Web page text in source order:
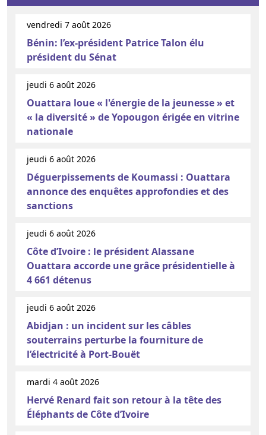
vendredi 7 août 2026
Bénin: l’ex-président Patrice Talon élu
président du Sénat
jeudi 6 août 2026
Ouattara loue « l'énergie de la jeunesse » et
« la diversité » de Yopougon érigée en vitrine
nationale
jeudi 6 août 2026
Déguerpissements de Koumassi : Ouattara
annonce des enquêtes approfondies et des
sanctions
jeudi 6 août 2026
Côte d’Ivoire : le président Alassane
Ouattara accorde une grâce présidentielle à
4 661 détenus
jeudi 6 août 2026
Abidjan : un incident sur les câbles
souterrains perturbe la fourniture de
l’électricité à Port-Bouët
mardi 4 août 2026
Hervé Renard fait son retour à la tête des
Éléphants de Côte d’Ivoire